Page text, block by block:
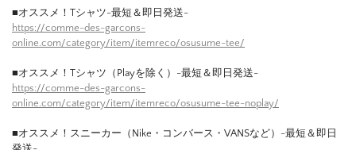
■オススメ！Tシャツ-最短＆即日発送-
https://comme-des-garcons-
online.com/category/item/itemreco/osusume-tee/
■オススメ！Tシャツ（Playを除く）-最短＆即日発送-
https://comme-des-garcons-
online.com/category/item/itemreco/osusume-tee-noplay/
■オススメ！スニーカー（Nike・コンバース・VANSなど）-最短＆即日